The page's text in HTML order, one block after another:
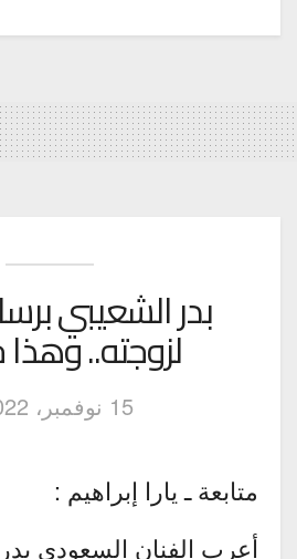
بدر الشعيبي
لزوجته..
15 نوفمبر، 2022
متابعة ـ يارا إبراهيم :
أعرب الفنان السعودي